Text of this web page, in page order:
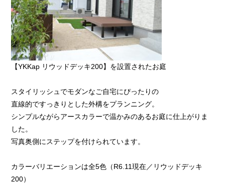
【YKKap リウッドデッキ200】を設置されたお庭
スタイリッシュでモダンなご自宅にぴったりの
直線的ですっきりとした外構をプランニング。
シンプルながらアースカラーで温かみのあるお庭に仕上がりま
した。
写真奥側にステップを付けられています。
カラーバリエーションは全5色（R6.11現在／リウッドデッキ
200）